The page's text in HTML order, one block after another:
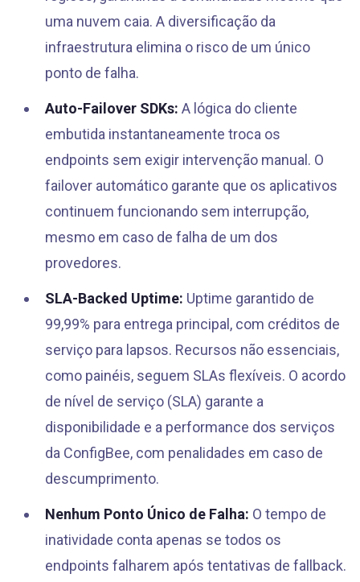
uma nuvem caia. A diversificação da
infraestrutura elimina o risco de um único
ponto de falha.
Auto-Failover SDKs: A lógica do cliente
embutida instantaneamente troca os
endpoints sem exigir intervenção manual. O
failover automático garante que os aplicativos
continuem funcionando sem interrupção,
mesmo em caso de falha de um dos
provedores.
SLA-Backed Uptime: Uptime garantido de
99,99% para entrega principal, com créditos de
serviço para lapsos. Recursos não essenciais,
como painéis, seguem SLAs flexíveis. O acordo
de nível de serviço (SLA) garante a
disponibilidade e a performance dos serviços
da ConfigBee, com penalidades em caso de
descumprimento.
Nenhum Ponto Único de Falha: O tempo de
inatividade conta apenas se todos os
endpoints falharem após tentativas de fallback.